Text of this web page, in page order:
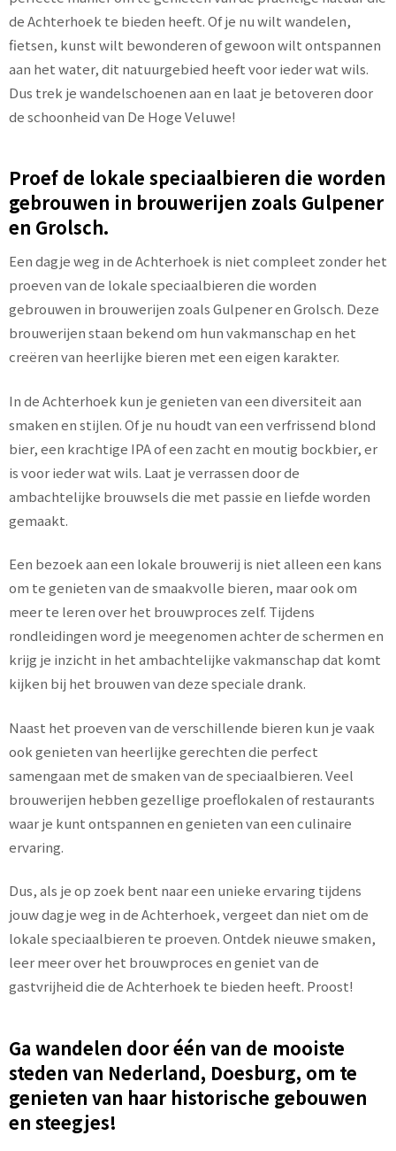
de Achterhoek te bieden heeft. Of je nu wilt wandelen,
fietsen, kunst wilt bewonderen of gewoon wilt ontspannen
aan het water, dit natuurgebied heeft voor ieder wat wils.
Dus trek je wandelschoenen aan en laat je betoveren door
de schoonheid van De Hoge Veluwe!
Proef de lokale speciaalbieren die worden
gebrouwen in brouwerijen zoals Gulpener
en Grolsch.
Een dagje weg in de Achterhoek is niet compleet zonder het
proeven van de lokale speciaalbieren die worden
gebrouwen in brouwerijen zoals Gulpener en Grolsch. Deze
brouwerijen staan bekend om hun vakmanschap en het
creëren van heerlijke bieren met een eigen karakter.
In de Achterhoek kun je genieten van een diversiteit aan
smaken en stijlen. Of je nu houdt van een verfrissend blond
bier, een krachtige IPA of een zacht en moutig bockbier, er
is voor ieder wat wils. Laat je verrassen door de
ambachtelijke brouwsels die met passie en liefde worden
gemaakt.
Een bezoek aan een lokale brouwerij is niet alleen een kans
om te genieten van de smaakvolle bieren, maar ook om
meer te leren over het brouwproces zelf. Tijdens
rondleidingen word je meegenomen achter de schermen en
krijg je inzicht in het ambachtelijke vakmanschap dat komt
kijken bij het brouwen van deze speciale drank.
Naast het proeven van de verschillende bieren kun je vaak
ook genieten van heerlijke gerechten die perfect
samengaan met de smaken van de speciaalbieren. Veel
brouwerijen hebben gezellige proeflokalen of restaurants
waar je kunt ontspannen en genieten van een culinaire
ervaring.
Dus, als je op zoek bent naar een unieke ervaring tijdens
jouw dagje weg in de Achterhoek, vergeet dan niet om de
lokale speciaalbieren te proeven. Ontdek nieuwe smaken,
leer meer over het brouwproces en geniet van de
gastvrijheid die de Achterhoek te bieden heeft. Proost!
Ga wandelen door één van de mooiste
steden van Nederland, Doesburg, om te
genieten van haar historische gebouwen
en steegjes!